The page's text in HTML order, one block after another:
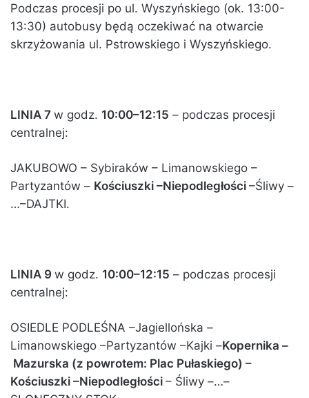
Podczas procesji po ul. Wyszyńskiego (ok. 13:00-
13:30) autobusy będą oczekiwać na otwarcie
skrzyżowania ul. Pstrowskiego i Wyszyńskiego.
LINIA 7 w godz. 10:00–12:15 – podczas procesji
centralnej:
JAKUBOWO – Sybiraków – Limanowskiego –
Partyzantów – Kościuszki –Niepodległości –Śliwy –
…–DAJTKI.
LINIA 9 w godz. 10:00–12:15 – podczas procesji
centralnej:
OSIEDLE PODLEŚNA –Jagiellońska –
Limanowskiego –Partyzantów –Kajki –Kopernika –
Mazurska (z powrotem: Plac Pułaskiego) –
Kościuszki –Niepodległości – Śliwy –…–